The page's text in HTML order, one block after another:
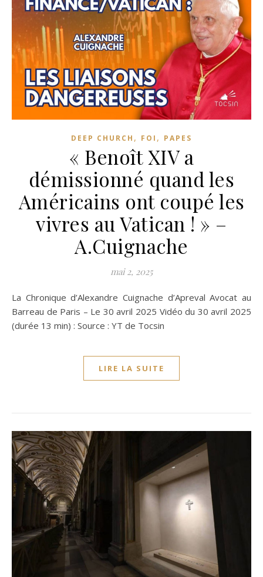
DEEP CHURCH , FOI , PAPES
« Benoît XIV a
démissionné quand les
Américains ont coupé les
vivres au Vatican ! » –
A.Cuignache
mai 2, 2025
La Chronique d’Alexandre Cuignache d’Apreval Avocat au
Barreau de Paris – Le 30 avril 2025 Vidéo du 30 avril 2025
(durée 13 min) : Source : YT de Tocsin
LIRE LA SUITE